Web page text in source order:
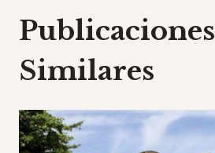
Publicaciones
Similares